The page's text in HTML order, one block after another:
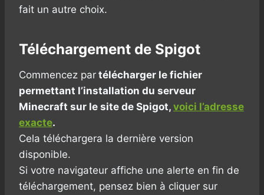
fait un autre choix.
Téléchargement de Spigot
Commencez par télécharger le fichier
permettant l’installation du serveur
Minecraft sur le site de Spigot, voici l’adresse
exacte.
Cela téléchargera la dernière version
disponible.
Si votre navigateur affiche une alerte en fin de
téléchargement, pensez bien à cliquer sur